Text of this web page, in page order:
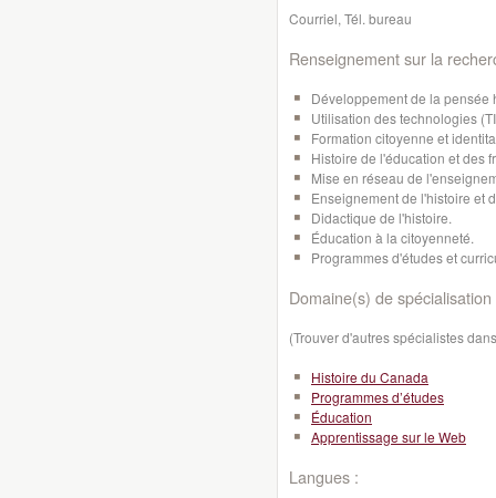
Courriel, Tél. bureau
Renseignement sur la
Développement de la pensée
Utilisation des technologies
Formation citoyenne et
Histoire de l'éducation et des
Mise en réseau de
Enseignement de l'histoire et
Didactique de l'histoire.
Éducation à la citoyenneté.
Programmes d'études et
Domaine(s) de spécialisation
(Trouver d'autres spécialistes
Histoire du Canada
Programmes d’études
Éducation
Apprentissage sur le Web
Langues :